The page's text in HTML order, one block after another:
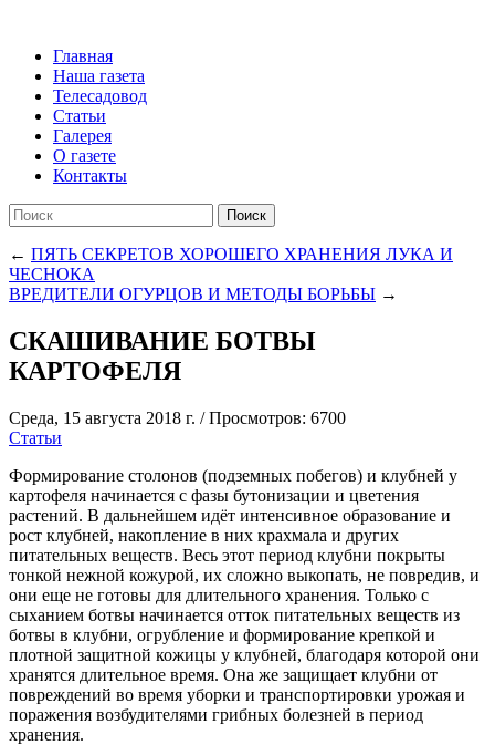
Главная
Наша газета
Телесадовод
Статьи
Галерея
О газете
Контакты
Поиск
← ПЯТЬ СЕКРЕТОВ ХОРОШЕГО ХРАНЕНИЯ ЛУКА И
ЧЕСНОКА
ВРЕДИТЕЛИ ОГУРЦОВ И МЕТОДЫ БОРЬБЫ →
СКАШИВАНИЕ БОТВЫ
КАРТОФЕЛЯ
Среда, 15 августа 2018 г. /Просмотров: 6700
Статьи
Формирование столонов (подземных побегов) и клубней у
картофеля начинается с фазы бутонизации и цветения
растений. В дальнейшем идёт интенсивное образование и
рост клубней, накопление в них крахмала и других
питательных веществ. Весь этот период клубни покрыты
тонкой нежной кожурой, их сложно выкопать, не повредив, и
они еще не готовы для длительного хранения. Только с
сыханием ботвы начинается отток питательных веществ из
ботвы в клубни, огрубление и формирование крепкой и
плотной защитной кожицы у клубней, благодаря которой они
хранятся длительное время. Она же защищает клубни от
повреждений во время уборки и транспортировки урожая и
поражения возбудителями грибных болезней в период
хранения.